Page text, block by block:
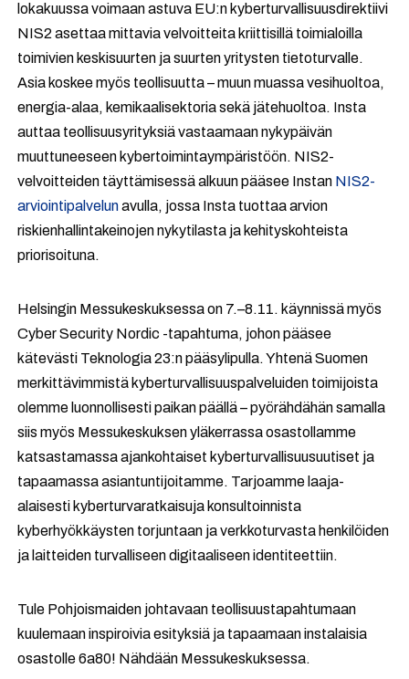
lokakuussa voimaan astuva EU:n kyberturvallisuusdirektiivi
NIS2 asettaa mittavia velvoitteita kriittisillä toimialoilla
toimivien keskisuurten ja suurten yritysten tietoturvalle.
Asia koskee myös teollisuutta – muun muassa vesihuoltoa,
energia-alaa, kemikaalisektoria sekä jätehuoltoa. Insta
auttaa teollisuusyrityksiä vastaamaan nykypäivän
muuttuneeseen kybertoimintaympäristöön. NIS2-
velvoitteiden täyttämisessä alkuun pääsee Instan NIS2-
arviointipalvelunavulla, jossa Insta tuottaa arvion
riskienhallintakeinojen nykytilasta ja kehityskohteista
priorisoituna.
Helsingin Messukeskuksessa on 7.–8.11. käynnissä myös
Cyber Security Nordic -tapahtuma, johon pääsee
kätevästi Teknologia 23:n pääsylipulla. Yhtenä Suomen
merkittävimmistä kyberturvallisuuspalveluiden toimijoista
olemme luonnollisesti paikan päällä – pyörähdähän samalla
siis myös Messukeskuksen yläkerrassa osastollamme
katsastamassa ajankohtaiset kyberturvallisuusuutiset ja
tapaamassa asiantuntijoitamme. Tarjoamme laaja-
alaisesti kyberturvaratkaisuja konsultoinnista
kyberhyökkäysten torjuntaan ja verkkoturvasta henkilöiden
ja laitteiden turvalliseen digitaaliseen identiteettiin.
Tule Pohjoismaiden johtavaan teollisuustapahtumaan
kuulemaan inspiroivia esityksiä ja tapaamaan instalaisia
osastolle 6a80! Nähdään Messukeskuksessa.